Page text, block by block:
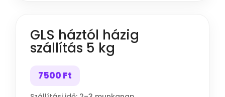
GLS háztól házig
szállítás 5 kg
7500 Ft